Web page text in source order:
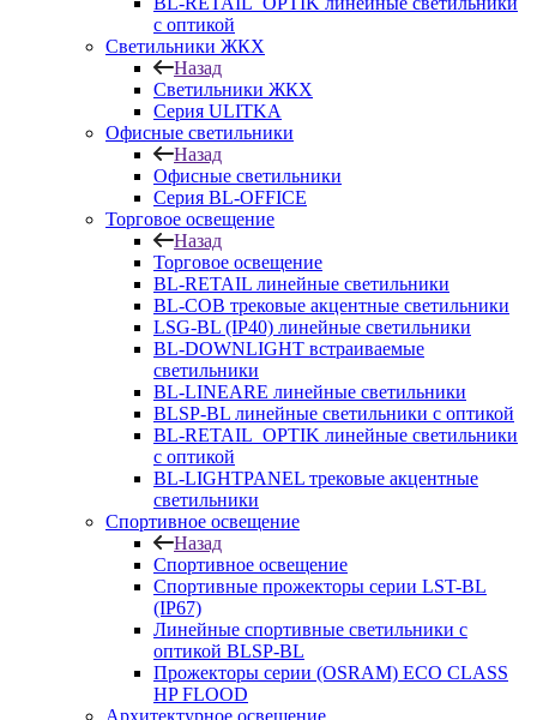
с оптикой
Светильники ЖКХ
Назад
Светильники ЖКХ
Серия ULITKA
Офисные светильники
Назад
Офисные светильники
Серия BL-OFFICE
Торговое освещение
Назад
Торговое освещение
BL-RETAIL линейные светильники
BL-COB трековые акцентные светильники
LSG-BL (IP40) линейные светильники
BL-DOWNLIGHT встраиваемые
светильники
BL-LINEARE линейные светильники
BLSP-BL линейные светильники с оптикой
BL-RETAIL_OPTIK линейные светильники
с оптикой
BL-LIGHTPANEL трековые акцентные
светильники
Спортивное освещение
Назад
Спортивное освещение
Спортивные прожекторы серии LST-BL
(IP67)
Линейные спортивные светильники с
оптикой BLSP-BL
Прожекторы серии (OSRAM) ECO CLASS
HP FLOOD
Архитектурное освещение